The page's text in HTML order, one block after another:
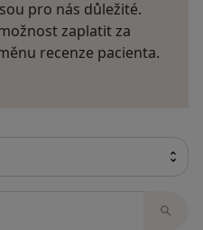
pro nás důležité.
zaplatit za
recenze pacienta.